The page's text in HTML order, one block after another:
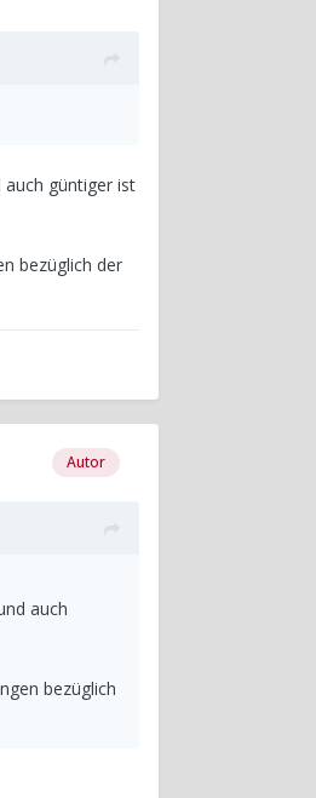
auch güntiger ist
bezüglich der
Autor
auch
bezüglich